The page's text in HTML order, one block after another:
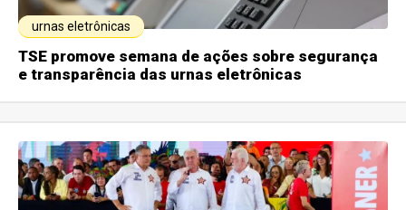
urnas eletrônicas
TSE promove semana de ações sobre segurança
e transparência das urnas eletrônicas